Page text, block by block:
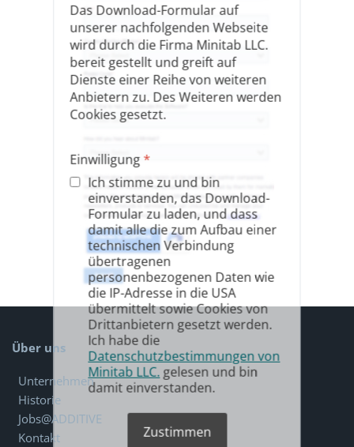
Das Download-Formular auf
unserer nachfolgenden Webseite
wird durch die Firma Minitab LLC.
bereit gestellt und greift auf
Dienste einer Reihe von weiteren
Anbietern zu. Des Weiteren werden
Cookies gesetzt.
Einwilligung*
Ich stimme zu und bin
einverstanden, das Download-
Formular zu laden, und dass
damit alle die zum Aufbau einer
technischen Verbindung
übertragenen
personenbezogenen Daten wie
die IP-Adresse in die USA
übermittelt sowie Cookies von
Drittanbietern gesetzt werden.
Ich habe die
Datenschutzbestimmungen von
Minitab LLC. gelesen und bin
damit einverstanden.
Zustimmen
Über uns
Unternehmen
Historie
Jobs@ADDITIVE
Kontakt